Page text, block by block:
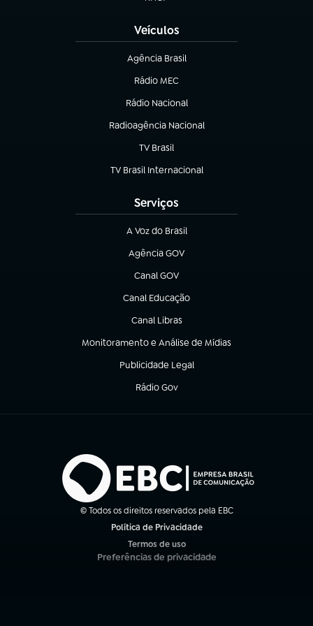
Veículos
Agência Brasil
(abre em nova aba)
Rádio MEC
(abre em nova aba)
Rádio Nacional
Radioagência Nacional
(abre em nova aba)
TV Brasil
(abre em nova aba)
TV Brasil Internacional
(abre em nova aba)
Serviços
A Voz do Brasil
(abre em nova aba)
Agência GOV
(abre em nova aba)
Canal GOV
(abre em nova aba)
Canal Educação
(abre em nova aba)
Canal Libras
(abre em nova aba)
Monitoramento e Análise de Mídias
(abre em nova aba)
Publicidade Legal
(abre em nova aba)
Rádio Gov
(abre em nova aba)
© Todos os direitos reservados pela EBC
Política de Privacidade
Termos de uso
(abre em nova aba)
Preferências de privacidade